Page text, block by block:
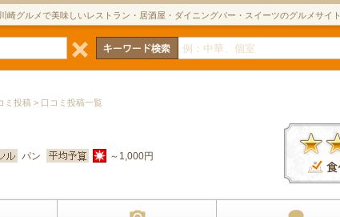
崎グルメで美味しいレストラン・居酒屋・ダイニングバー・スイーツのグルメサイト
ミ投稿 > 口コミ投稿一覧
パン ～1,000円